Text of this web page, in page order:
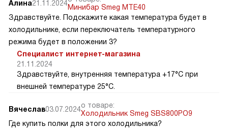
Алина21.11.2024Минибар Smeg MTE40
Здравствуйте. Подскажите какая температура будет в
холодильнике, если переключатель температурного
режима будет в положении 3?
Специалист интернет-магазина
21.11.2024
Здравствуйте, внутренняя температура +17°C при
внешней температуре 25°C.
Вячеслав03.07.2024о товаре:
Холодильник Smeg SBS800PO9
Где купить полки для этого холодильника?